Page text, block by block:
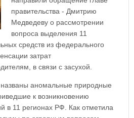
правительства - Дмитрию
Медведеву о рассмотрении
вопроса выделения 11
средств из федерального
затрат
в связи с засухой.
аномальные природные
к возникновению
в 11 регионах РФ. Как отметила